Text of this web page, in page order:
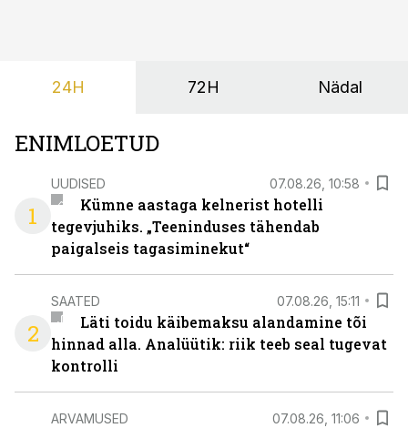
24H 72H Nädal
ENIMLOETUD
1
UUDISED 07.08.26, 10:58
Kümne aastaga kelnerist hotelli
tegevjuhiks. „Teeninduses tähendab
paigalseis tagasiminekut“
2
SAATED 07.08.26, 15:11
Läti toidu käibemaksu alandamine tõi
hinnad alla. Analüütik: riik teeb seal tugevat
kontrolli
ARVAMUSED 07.08.26, 11:06